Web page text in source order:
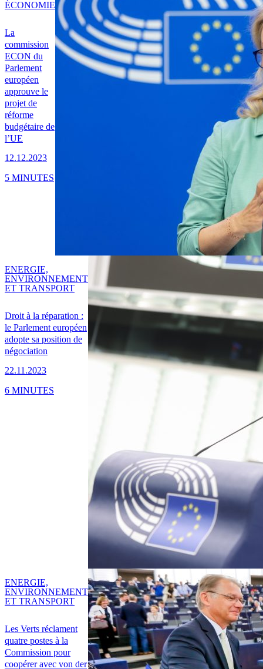
La
commission
ECON du
Parlement
européen
approuve le
projet de
réforme
budgétaire de
l’UE
12.12.2023
ÉCONOMIE
5 MINUTES
Droit à la réparation :
le Parlement européen
adopte sa position de
négociation
22.11.2023
ENERGIE,
ENVIRONNEMENT
ET TRANSPORT
6 MINUTES
Les Verts réclament
quatre postes à la
Commission pour
coopérer avec von der
ENERGIE,
ENVIRONNEMENT
ET TRANSPORT